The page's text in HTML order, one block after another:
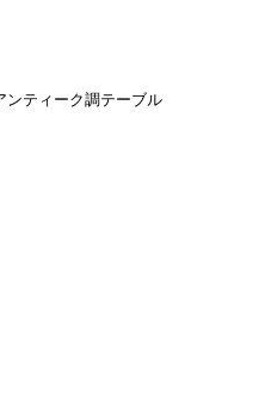
ティーク調テーブル